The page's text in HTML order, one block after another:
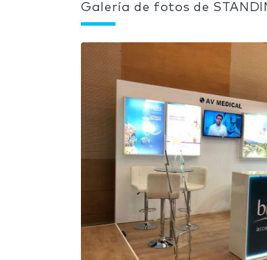
Galería de fotos de